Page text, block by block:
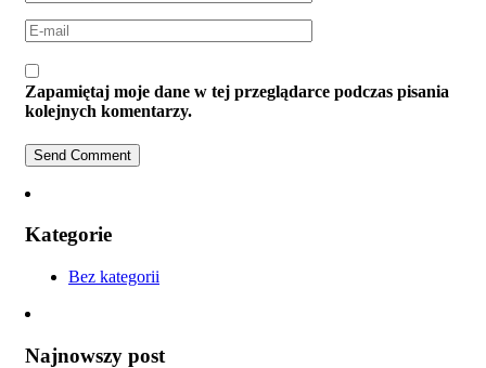
Zapamiętaj moje dane w tej przeglądarce podczas pisania
kolejnych komentarzy.
Kategorie
Bez kategorii
Najnowszy post